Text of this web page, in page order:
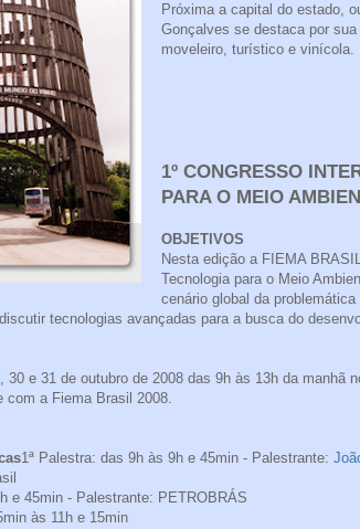
Próxima a capital do estado,
Gonçalves se destaca por
moveleiro, turístico e vinícola.
1º CONGRESSO
PARA O MEIO
OBJETIVOS
Nesta edição a FIEMA
Tecnologia para o Meio
cenário global da
tecnologias avançadas para a busca do
30 e 31 de outubro de 2008 das 9h às 13h da manhã
com a Fiema Brasil 2008.
1ª Palestra: das 9h às 9h e 45min - Palestrante:
e 45min - Palestrante: PETROBRÁS
às 11h e 15min